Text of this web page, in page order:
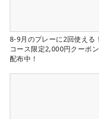
8-9月のプレーに2回使える！
コース限定2,000円クーポン
配布中！